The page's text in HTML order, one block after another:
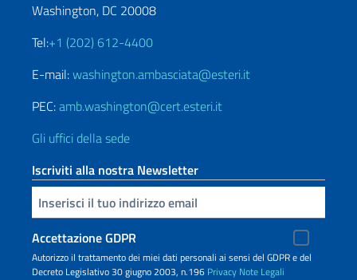
Washington, DC 20008
Tel:+1 (202) 612-4400
E-mail:washington.ambasciata@esteri.it
PEC:amb.washington@cert.esteri.it
Gli uffici della sede
Iscriviti alla nostra Newsletter
Inserisci la tua email
Accettazione GDPR
Autorizzo il trattamento dei miei dati personali ai sensi del GDPR e del
Decreto Legislativo 30 giugno 2003, n.196 Privacy Note Legali